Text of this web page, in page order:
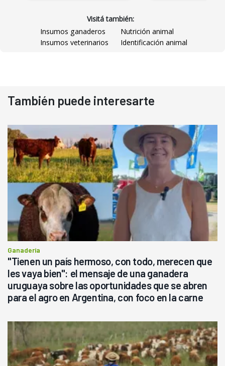
Visitá también:
Insumos ganaderos
Nutrición animal
Insumos veterinarios
Identificación animal
También puede interesarte
Ganadería
"Tienen un país hermoso, con todo, merecen que
les vaya bien": el mensaje de una ganadera
uruguaya sobre las oportunidades que se abren
para el agro en Argentina, con foco en la carne